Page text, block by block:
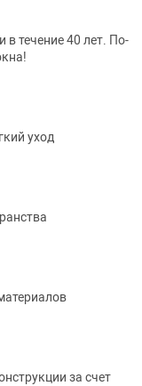
в течение 40 лет. По-
уход
за счет